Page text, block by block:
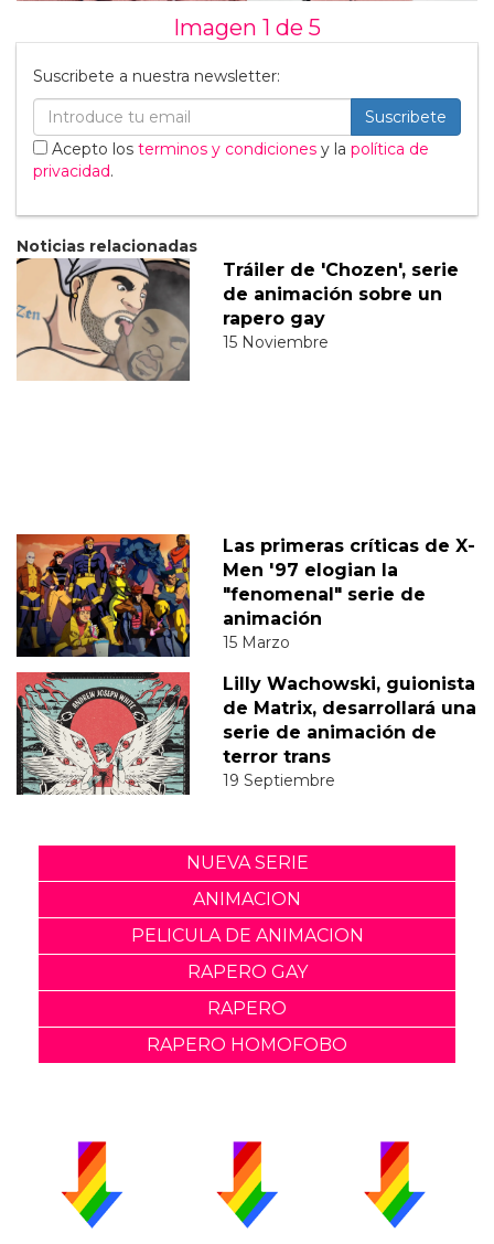
Imagen 1 de 5
Suscribete a nuestra newsletter:
Suscribete
Acepto los terminos y condiciones y la política de
privacidad.
Noticias relacionadas
Tráiler de 'Chozen', serie
de animación sobre un
rapero gay
15 Noviembre
Las primeras críticas de X-
Men '97 elogian la
"fenomenal" serie de
animación
15 Marzo
Lilly Wachowski, guionista
de Matrix, desarrollará una
serie de animación de
terror trans
19 Septiembre
NUEVA SERIE
ANIMACION
PELICULA DE ANIMACION
RAPERO GAY
RAPERO
RAPERO HOMOFOBO